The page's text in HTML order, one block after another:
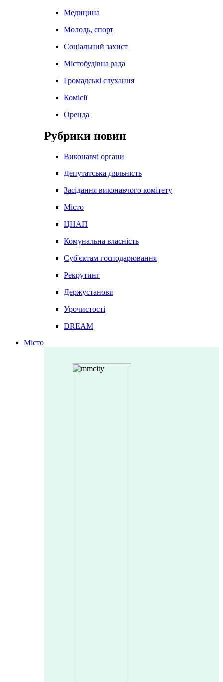
Медицина
Молодь, спорт
Соціальний захист
Містобудівна рада
Громадські слухання
Комісії
Оренда
Рубрики новин
Виконавчі органи
Депутатська діяльність
Засідання виконавчого комітету
Місто
ЦНАП
Комунальна власність
Суб'єктам господарювання
Рекрутинг
Держустанови
Урочистості
DREAM
Місто